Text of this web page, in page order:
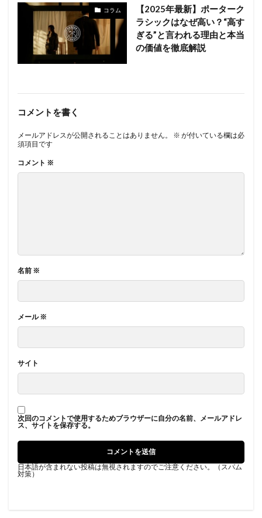
コラム
【2025年最新】ポーターク
ラシックはなぜ高い？“高す
ぎる”と言われる理由と本当
の価値を徹底解説
コメントを書く
メールアドレスが公開されることはありません。 ※ が付いている欄は必
須項目です
コメント ※
名前 ※
メール※
サイト
次回のコメントで使用するためブラウザーに自分の名前、メールアドレ
ス、サイトを保存する。
日本語が含まれない投稿は無視されますのでご注意ください。（スパム
対策）